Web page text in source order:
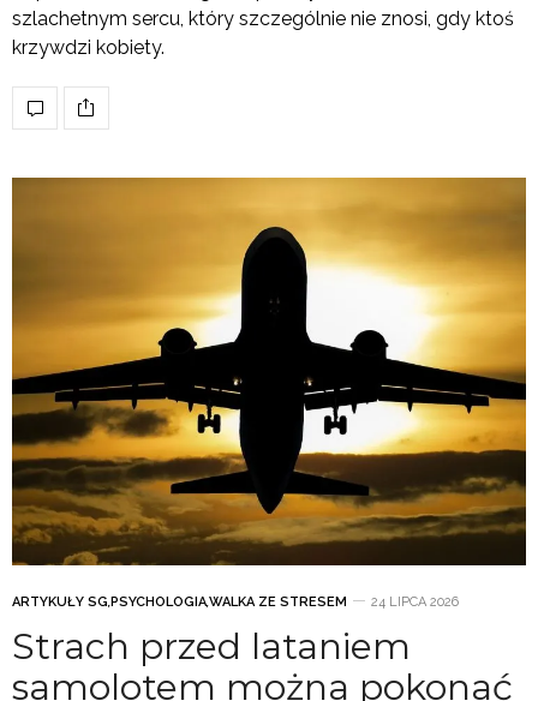
szlachetnym sercu, który szczególnie nie znosi, gdy ktoś
krzywdzi kobiety.
ARTYKUŁY SG,PSYCHOLOGIA,WALKA ZE STRESEM 24 LIPCA 2026
Strach przed lataniem
samolotem można pokonać